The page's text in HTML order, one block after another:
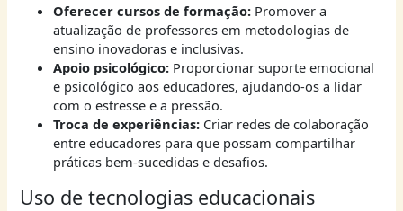
Oferecer cursos de formação:Promover a
atualização de professores em metodologias de
ensino inovadoras e inclusivas.
Apoio psicológico:Proporcionar suporte emocional
e psicológico aos educadores, ajudando-os a lidar
com o estresse e a pressão.
Troca de experiências:Criar redes de colaboração
entre educadores para que possam compartilhar
práticas bem-sucedidas e desafios.
Uso de tecnologias educacionais